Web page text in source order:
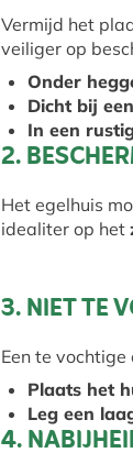
Vermijd het
veiliger op
Onder
Dicht bij
In een
2.
Het egelhuis
idealiter op het
3. NIET TE
Een te
Plaats het
Leg een
4.